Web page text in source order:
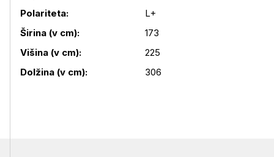
Podrobnosti izdelka
Polariteta:
L+
Širina (v cm):
173
Višina (v cm):
225
Dolžina (v cm):
306